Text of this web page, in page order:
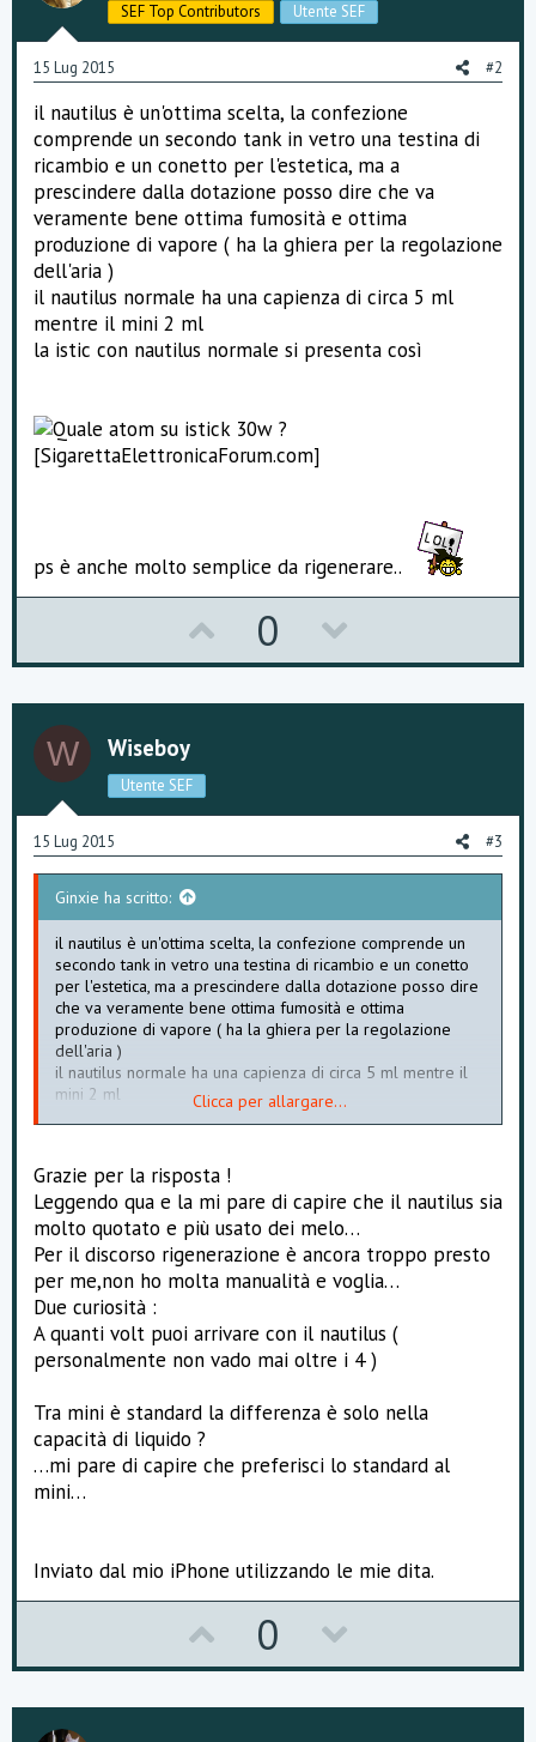
SEF Top Contributors Utente SEF
15 Lug 2015 #2
il nautilus è un'ottima scelta, la confezione
comprende un secondo tank in vetro una testina di
ricambio e un conetto per l'estetica, ma a
prescindere dalla dotazione posso dire che va
veramente bene ottima fumosità e ottima
produzione di vapore ( ha la ghiera per la regolazione
dell'aria )
il nautilus normale ha una capienza di circa 5 ml
mentre il mini 2 ml
la istic con nautilus normale si presenta così
ps è anche molto semplice da rigenerare..
p
v
e
0
o
w
o
t
e
W Wiseboy
Utente SEF
15 Lug 2015 #3
Ginxie ha scritto:
il nautilus è un'ottima scelta, la confezione comprende un
secondo tank in vetro una testina di ricambio e un conetto
per l'estetica, ma a prescindere dalla dotazione posso dire
che va veramente bene ottima fumosità e ottima
produzione di vapore ( ha la ghiera per la regolazione
dell'aria )
il nautilus normale ha una capienza di circa 5 ml mentre il
mini 2 ml
la istic con nautilus normale si presenta così
ps è anche molto semplice da rigenerare, non trovo più il
mini per fartelo vedere montato
Clicca per allargare...
Grazie per la risposta !
Leggendo qua e la mi pare di capire che il nautilus sia
molto quotato e più usato dei melo…
Per il discorso rigenerazione è ancora troppo presto
per me,non ho molta manualità e voglia…
Due curiosità :
A quanti volt puoi arrivare con il nautilus (
personalmente non vado mai oltre i 4 )
Tra mini è standard la differenza è solo nella
capacità di liquido ?
…mi pare di capire che preferisci lo standard al
mini…
Inviato dal mio iPhone utilizzando le mie dita.
p
v
0
o
w